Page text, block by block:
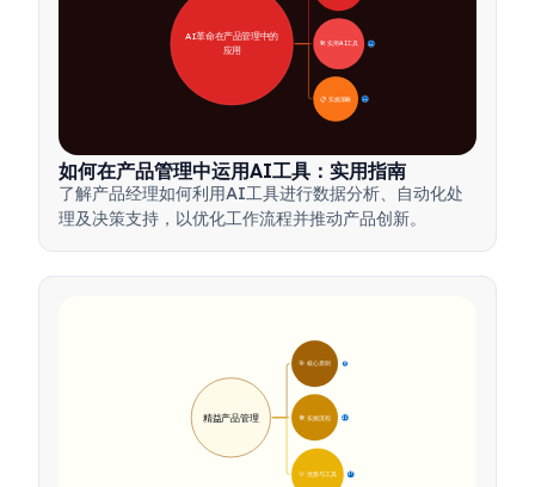
🛠️ 实用AI工具
📋 实施策略 33
AI革命在产品管理中的
应用
如何在产品管理中运用AI工具：实用指南
了解产品经理如何利用AI工具进行数据分析、自动化处
理及决策支持，以优化工作流程并推动产品创新。
🎯 核心原则 9
🛠️ 实施流程 12
💡 优势与工具 17
精益产品管理